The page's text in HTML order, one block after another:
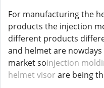
For manufacturing the
products the injection
different products
and helmet are
market soinjection
helmet visor are being